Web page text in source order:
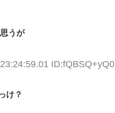
うが
ID:fQBSQ+yQ0
け？